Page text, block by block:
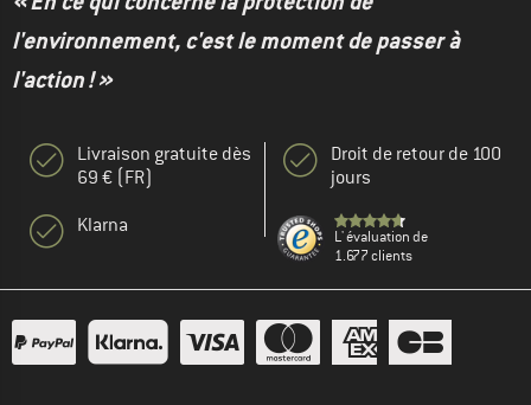
l'environnement, c'est le moment de passer à
l'action ! »
Livraison gratuite dès
69 € (FR)
Klarna
Droit de retour de 100
jours
L' évaluation de
1.677 clients